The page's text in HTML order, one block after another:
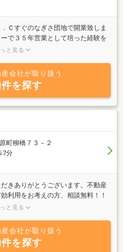
Ｃすぐのなぎさ団地で開業致しま
で３５年営業として培った経験を
ることを信条とします。営業エリ
エネ改修のアドバイス、店舗開業
）コンサル・資金計画から税金の
、最近は防災士としても地域活動
絡下さい。宜しくお願い致しま
と見る
会社が取り扱う
を探す
町柳橋７３－２
7分
きありがとうございます。不動産
利用をお考えの方、相談無料！！
相談下さい。賃貸エリアは、羽咋
致します。
と見る
会社が取り扱う
を探す